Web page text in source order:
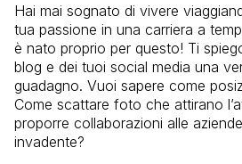
Hai mai sognato di vivere
tua passione in una carriera a
è nato proprio per questo! Ti
blog e dei tuoi social media una
guadagno. Vuoi sapere come
Come scattare foto che attirano
proporre collaborazioni alle
invadente?